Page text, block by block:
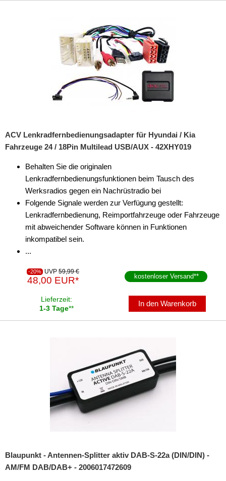
ACV Lenkradfernbedienungsadapter für Hyundai / Kia
Fahrzeuge 24 / 18Pin Multilead USB/AUX - 42XHY019
Behalten Sie die originalen
Lenkradfernbedienungsfunktionen beim Tausch des
Werksradios gegen ein Nachrüstradio bei
Folgende Signale werden zur Verfügung gestellt:
Lenkradfernbedienung, Reimportfahrzeuge oder Fahrzeuge
mit abweichender Software können in Funktionen
inkompatibel sein.
...
-20% UVP 59,99 €
48,00 EUR* kostenloser Versand**
Lieferzeit:
1-3 Tage**
In den Warenkorb
Blaupunkt - Antennen-Splitter aktiv DAB-S-22a (DIN/DIN) -
AM/FM DAB/DAB+ - 2006017472609